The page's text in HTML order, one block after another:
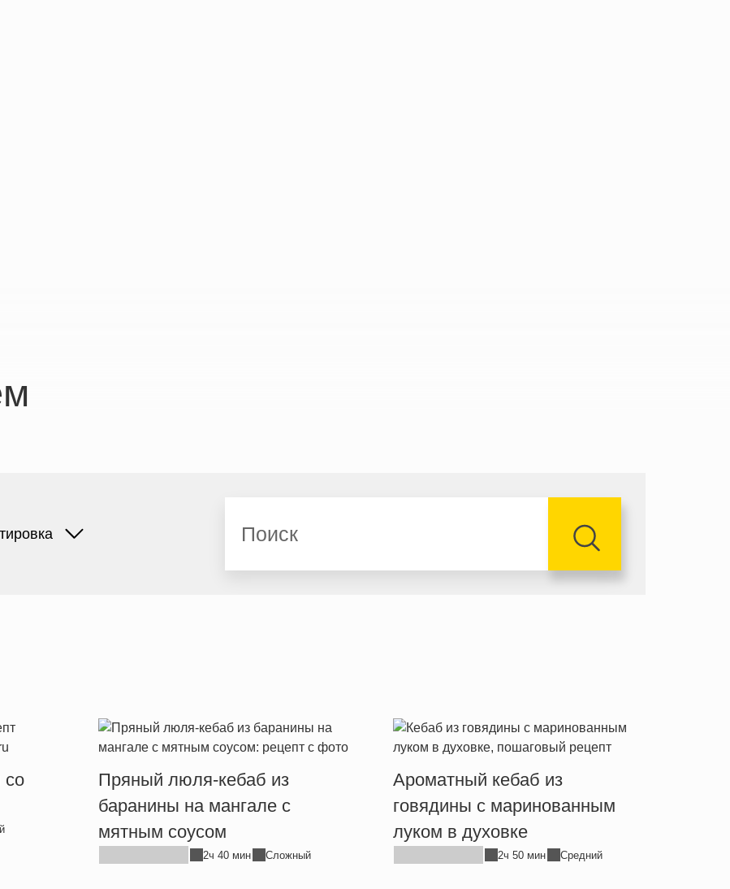
Пряный люля-кебаб из
баранины на мангале с
мятным соусом
2ч 40 мин Сложный
Ароматный кебаб из
говядины с маринованным
луком в духовке
2ч 50 мин Средний